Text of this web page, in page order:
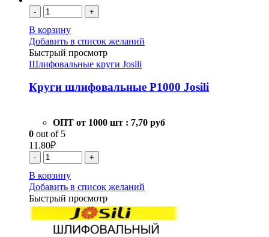
- +
В корзину
Добавить в список желаний
Быстрый просмотр
Шлифовальные круги Josili
Круги шлифовальные Р1000 Josili
ОПТ от 1000 шт : 7,70 руб
0 out of 5
11.80₽
- +
В корзину
Добавить в список желаний
Быстрый просмотр